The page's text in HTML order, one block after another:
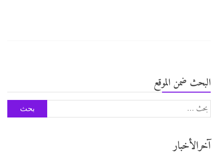
البحث ضمن الموقع
البحث
عن:
آخرالأخبار